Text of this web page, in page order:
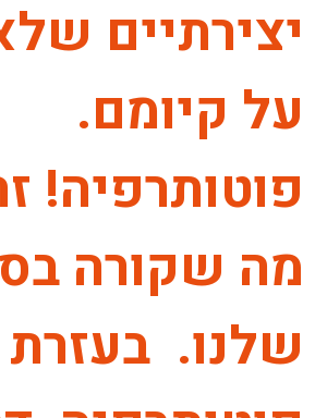
יצירתיים
על קיומם.
פוטותרפיה!
מה שקורה
שלנו.